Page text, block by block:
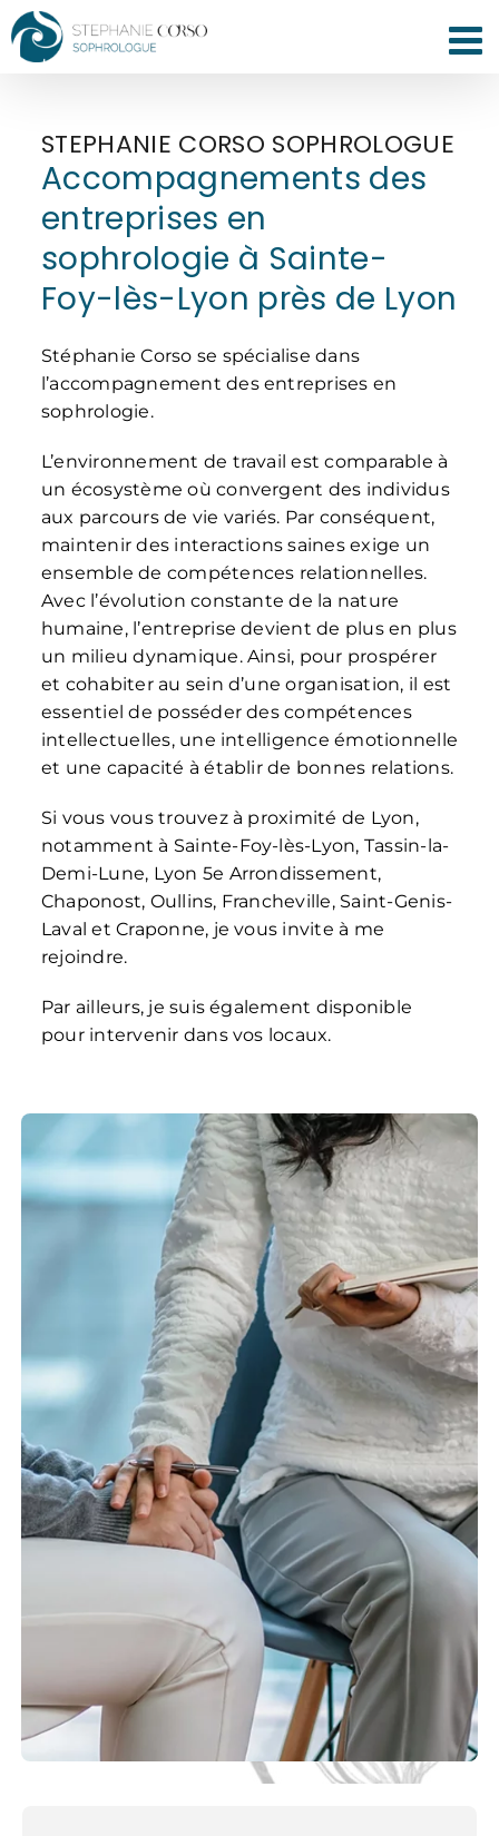
Passer
au
contenu
STEPHANIE CORSO SOPHROLOGUE
Accompagnements des
entreprises en
sophrologie à Sainte-
Foy-lès-Lyon près de Lyon
Stéphanie Corso se spécialise dans
l’accompagnement des entreprises en
sophrologie.
L’environnement de travail est comparable à
un écosystème où convergent des individus
aux parcours de vie variés. Par conséquent,
maintenir des interactions saines exige un
ensemble de compétences relationnelles.
Avec l’évolution constante de la nature
humaine, l’entreprise devient de plus en plus
un milieu dynamique. Ainsi, pour prospérer
et cohabiter au sein d’une organisation, il est
essentiel de posséder des compétences
intellectuelles, une intelligence émotionnelle
et une capacité à établir de bonnes relations.
Si vous vous trouvez à proximité de Lyon,
notamment à Sainte-Foy-lès-Lyon, Tassin-la-
Demi-Lune, Lyon 5e Arrondissement,
Chaponost, Oullins, Francheville, Saint-Genis-
Laval et Craponne, je vous invite à me
rejoindre.
Par ailleurs, je suis également disponible
pour intervenir dans vos locaux.